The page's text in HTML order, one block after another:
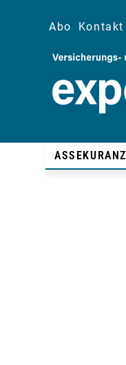
Abo Kontakt
ASSEKURANZ